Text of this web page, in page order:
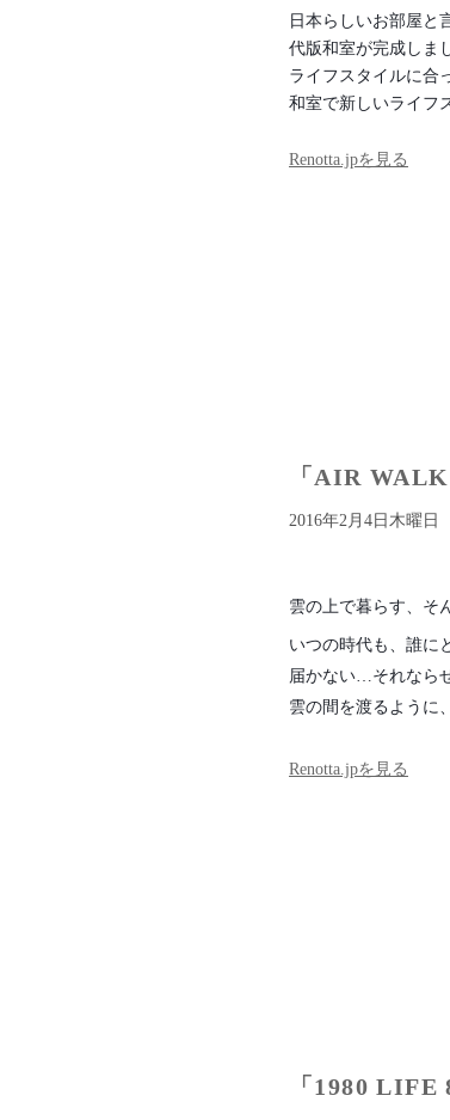
日本らしいお部屋と
代版和室が完成しま
ライフスタイルに合
和室で新しいライフ
Renotta.jpを見る
「AIR
2016年2月4日木曜日
雲の上で暮らす、そ
いつの時代も、誰に
届かない…それなら
雲の間を渡るように
Renotta.jpを見る
「1980 LIFE